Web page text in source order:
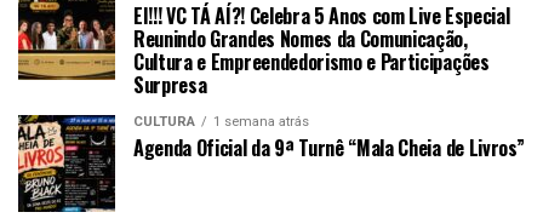
EI!!! VC TÁ AÍ?! Celebra 5 Anos com Live Especial
Reunindo Grandes Nomes da Comunicação,
Cultura e Empreendedorismo e Participações
Surpresa
CULTURA 1 semana atrás
Agenda Oficial da 9ª Turnê “Mala Cheia de Livros”